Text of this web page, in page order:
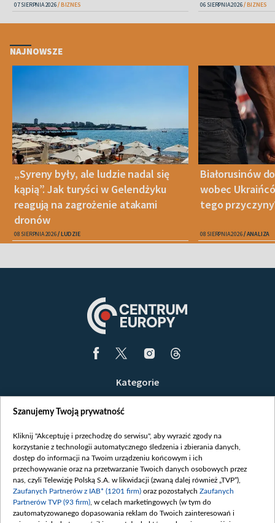
07 SIERPNIA 2026 BIZNES 06 SIERPNIA 2026 BIZNES
NAJNOWSZE
„Syreny były, ale ludzie nadal się
kąpią”. Jak turyści w Gelendżyku
reagują na zagrożenie atakami
dronów
08 SIERPNIA 2026 LUDZIE
Białorusinów
wobec
tego
08 SIERPNIA 2026 ANALIZA
Kategorie
Opinie
Białoruś / Polska
Czytelnia
Centrum Europy
O nas
Szanujemy Twoją prywatność
Kliknij "Akceptuję i przechodzę do serwisu", aby wyrazić zgody na
korzystanie z technologii automatycznego śledzenia i zbierania danych,
dostęp do informacji na Twoim urządzeniu końcowym i ich
przechowywanie oraz na przetwarzanie Twoich danych osobowych przez
nas, czyli Telewizję Polską S.A. w likwidacji (zwaną dalej również „TVP”),
Zaufanych Partnerów z IAB* (1201 firm) oraz pozostałych Zaufanych
Partnerów TVP (93 firm) , w celach marketingowych (w tym do
zautomatyzowanego dopasowania reklam do Twoich zainteresowań i